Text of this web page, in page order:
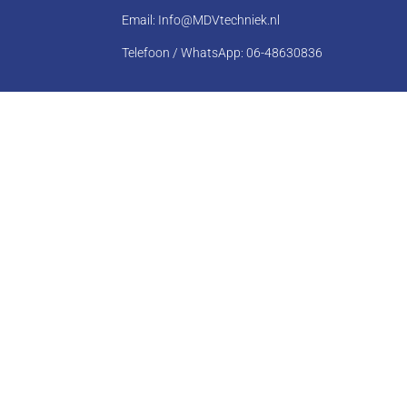
Email: Info@MDVtechniek.nl
Telefoon / WhatsApp:06-48630836